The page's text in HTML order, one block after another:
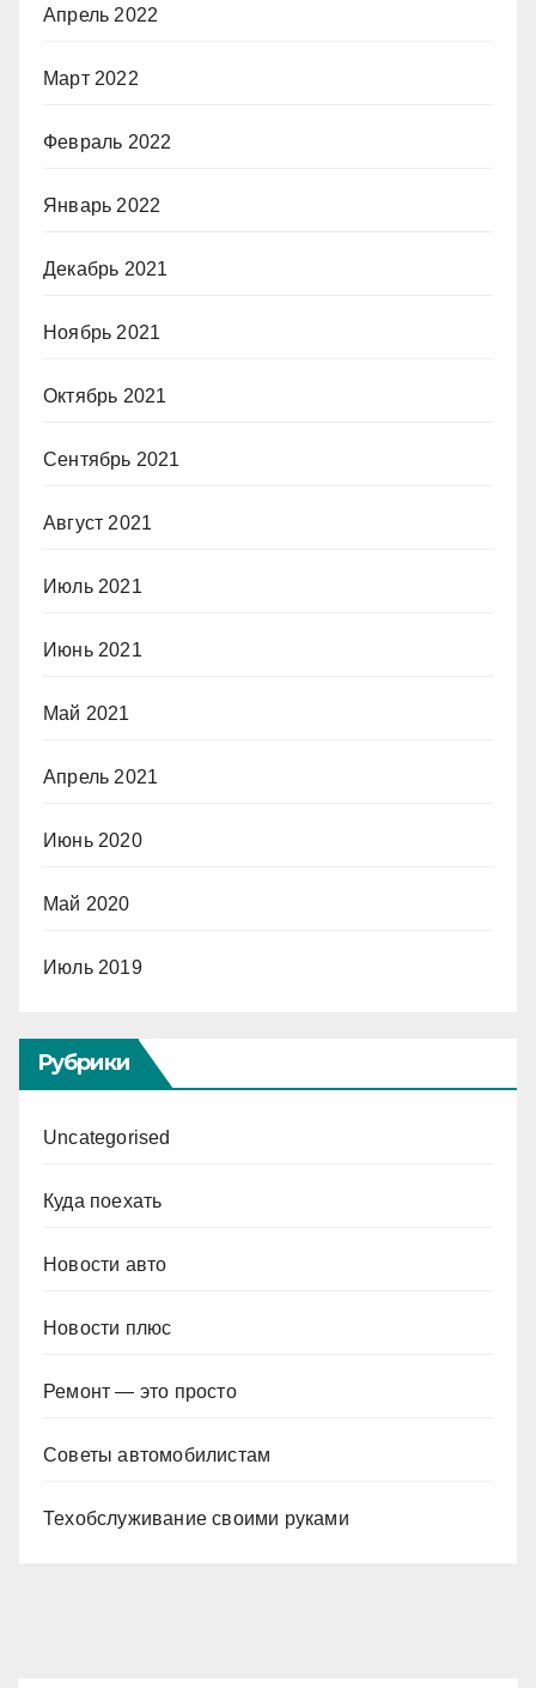
Апрель 2022
Март 2022
Февраль 2022
Январь 2022
Декабрь 2021
Ноябрь 2021
Октябрь 2021
Сентябрь 2021
Август 2021
Июль 2021
Июнь 2021
Май 2021
Апрель 2021
Июнь 2020
Май 2020
Июль 2019
Рубрики
Uncategorised
Куда поехать
Новости авто
Новости плюс
Ремонт — это просто
Советы автомобилистам
Техобслуживание своими руками